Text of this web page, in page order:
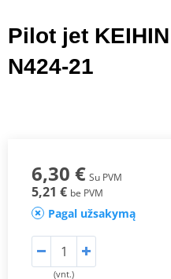
Pilot jet
N424-21
6,30 € Su PVM
5,21 € be PVM
Pagal užsakymą
(vnt.)